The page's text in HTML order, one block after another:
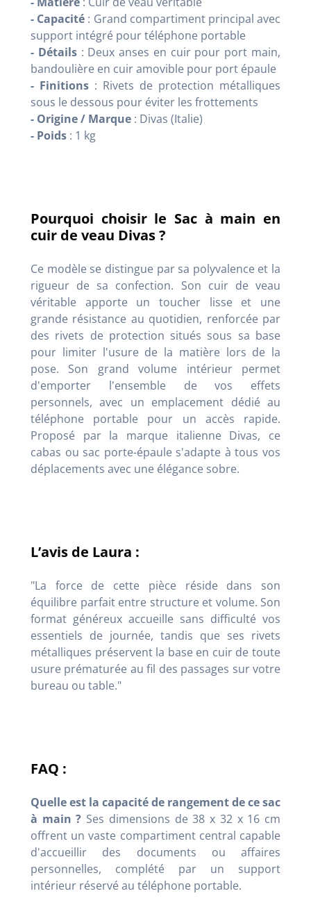
- Capacité : Grand compartiment principal avec
support intégré pour téléphone portable
- Détails: Deux anses en cuir pour port main,
bandoulière en cuir amovible pour port épaule
- Finitions : Rivets de protection métalliques
sous le dessous pour éviter les frottements
- Origine / Marque : Divas (Italie)
- Poids : 1 kg
Pourquoi choisir le Sac à main en
cuir de veau Divas ?
Ce modèle se distingue par sa polyvalence et la
rigueur de sa confection. Son cuir de veau
véritable apporte un toucher lisse et une
grande résistance au quotidien, renforcée par
des rivets de protection situés sous sa base
pour limiter l'usure de la matière lors de la
pose. Son grand volume intérieur permet
d'emporter l'ensemble de vos effets
personnels, avec un emplacement dédié au
téléphone portable pour un accès rapide.
Proposé par la marque italienne Divas, ce
cabas ou sac porte-épaule s'adapte à tous vos
déplacements avec une élégance sobre.
L’avis de Laura :
"La force de cette pièce réside dans son
équilibre parfait entre structure et volume. Son
format généreux accueille sans difficulté vos
essentiels de journée, tandis que ses rivets
métalliques préservent la base en cuir de toute
usure prématurée au fil des passages sur votre
bureau ou table."
FAQ :
Quelle est la capacité de rangement de ce sac
à main ? Ses dimensions de 38 x 32 x 16 cm
offrent un vaste compartiment central capable
d'accueillir des documents ou affaires
personnelles, complété par un support
intérieur réservé au téléphone portable.